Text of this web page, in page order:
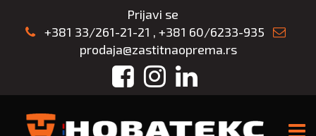
Prijavi se
+381 33/261-21-21 , +381 60/6233-935
prodaja@zastitnaoprema.rs
FacebookInstagram
LinkedIn